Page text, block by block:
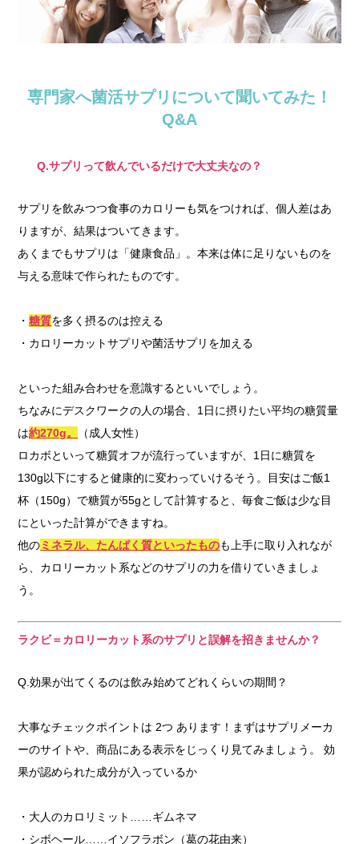
専門家へ菌活サプリについて聞いてみた！
Q&A
Q.サプリって飲んでいるだけで大丈夫なの？
サプリを飲みつつ食事のカロリーも気をつければ、個人差はあ
りますが、結果はついてきます。
あくまでもサプリは「健康食品」。本来は体に足りないものを
与える意味で作られたものです。
・糖質を多く摂るのは控える
・カロリーカットサプリや菌活サプリを加える
といった組み合わせを意識するといいでしょう。
ちなみにデスクワークの人の場合、1日に摂りたい平均の糖質量
は約270g。
（成人女性）
ロカボといって糖質オフが流行っていますが、1日に糖質を
130g以下にすると健康的に変わっていけるそう。目安はご飯1
杯（150g）で糖質が55gとして計算すると、毎食ご飯は少な目
にといった計算ができますね。
他のミネラル、たんぱく質といったものも上手に取り入れなが
ら、カロリーカット系などのサプリの力を借りていきましょ
う。
ラクビ＝カロリーカット系のサプリと誤解を招きませんか？
Q.効果が出てくるのは飲み始めてどれくらいの期間？
大事なチェックポイントは 2つ あります！まずはサプリメーカ
ーのサイトや、商品にある表示をじっくり見てみましょう。 効
果が認められた成分が入っているか
・大人のカロリミット……ギムネマ
・シボヘール……イソフラボン（葛の花由来）